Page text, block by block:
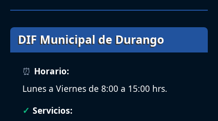
DIF Municipal de Durango
Horario:
Lunes a Viernes de 8:00 a 15:00 hrs.
Servicios: